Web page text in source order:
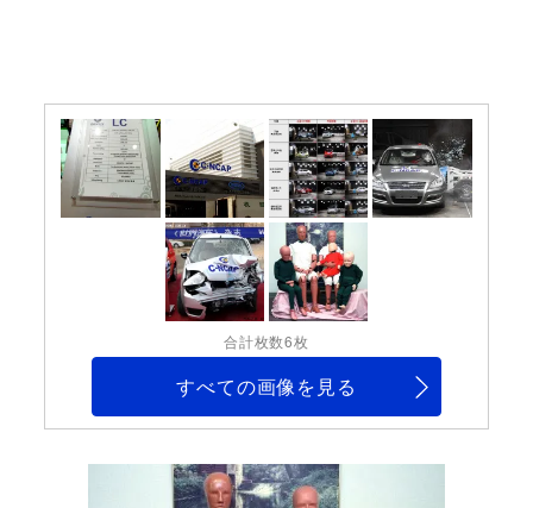
合計枚数6枚
すべての画像を見る